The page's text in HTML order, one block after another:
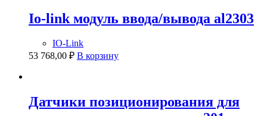
Io-link модуль ввода/вывода al2303
IO-Link
53 768,00 ₽ В корзину
Датчики позиционирования для